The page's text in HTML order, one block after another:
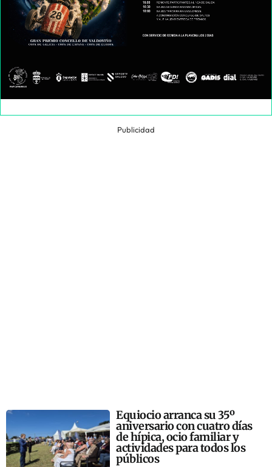
Publicidad
Equiocio arranca su 35º
aniversario con cuatro días
de hípica, ocio familiar y
actividades para todos los
públicos